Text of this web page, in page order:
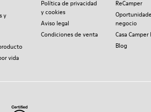
y
vida
Política de privacidad
y cookies
Aviso legal
Condiciones de venta
ReCamper
negocio
Casa
Blog